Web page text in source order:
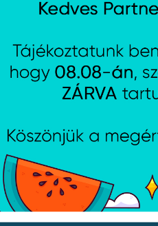
Méretek
145 x 88 x 50
220 g (7.8
Szín
Fekete
Szerelés
Falra, VESA
Hétfő:
Kedd: